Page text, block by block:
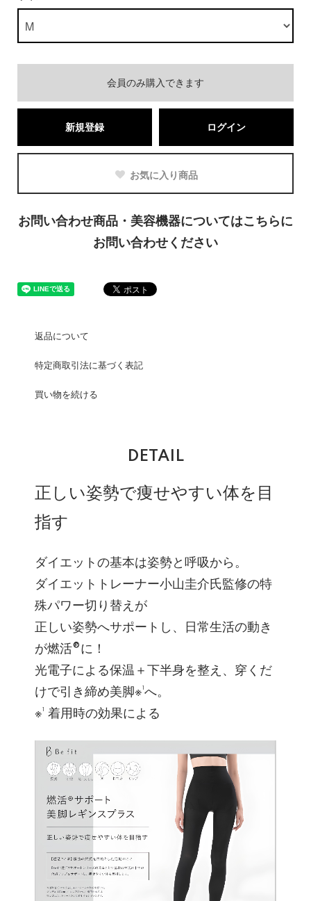
会員のみ購入できます
新規登録 ログイン
お気に入り商品
お問い合わせ商品・美容機器についてはこちらに
お問い合わせください
返品について
特定商取引法に基づく表記
買い物を続ける
DETAIL
正しい姿勢で痩せやすい体を目
指す
ダイエットの基本は姿勢と呼吸から。
ダイエットトレーナー小山圭介氏監修の特
殊パワー切り替えが
正しい姿勢へサポートし、日常生活の動き
が燃活®に！
光電子による保温＋下半身を整え、穿くだ
けで引き締め美脚※¹へ。
※¹ 着用時の効果による